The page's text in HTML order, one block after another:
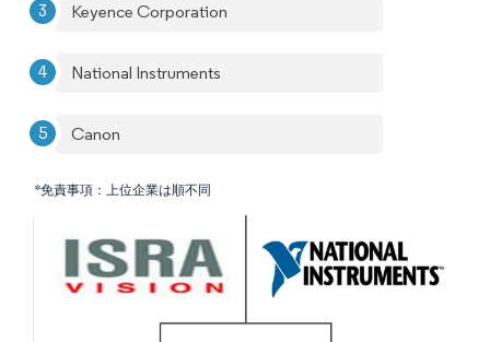
Keyence Corporation
National Instruments
Canon
*免責事項：上位企業は順不同